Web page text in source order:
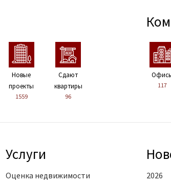
Новые
проекты
1559
Сдают
квартиры
96
117
Услуги
Оценка недвижимости 2026